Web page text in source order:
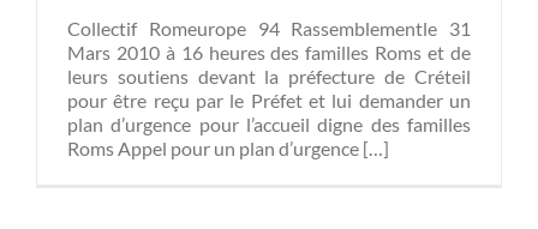
Collectif Romeurope 94 Rassemblementle 31
Mars 2010 à 16 heures des familles Roms et de
leurs soutiens devant la préfecture de Créteil
pour être reçu par le Préfet et lui demander un
plan d’urgence pour l’accueil digne des familles
Roms Appel pour un plan d’urgence […]